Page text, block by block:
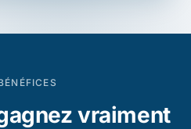
vraiment